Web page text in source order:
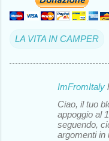
LA VITA IN CAMPER
ImFromItaly
Ciao, il tuo
appoggio al
seguendo,
argomenti in